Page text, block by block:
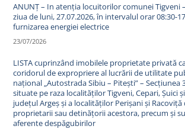
ANUNȚ – In atenția locuitorilor comunei Tigveni
ziua de luni, 27.07.2026, în intervalul orar 08:30-
furnizarea energiei electrice
23/07/2026
LISTA cuprinzând imobilele proprietate privată
coridorul de expropriere al lucrării de utilitate
național „Autostrada Sibiu – Pitești” – Secțiunea
situate pe raza localităților Tigveni, Cepari, Șuici
județul Argeș și a localităților Perișani și Racoviță
proprietarii sau detinățorii acestora, precum și
aferente despăgubirilor